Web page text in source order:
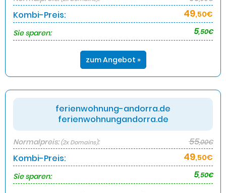
Kombi-Preis: 49,50€
Sie sparen:
5,50€
zum Angebot »
ferienwohnung-andorra.de
ferienwohnungandorra.de
Normalpreis:(2x Domains): 55,00€
Kombi-Preis: 49,50€
Sie sparen:
5,50€